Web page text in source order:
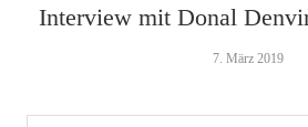
Interview mit Donal
7. März 2019